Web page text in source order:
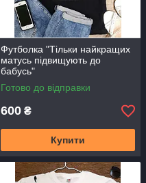
Футболка "Тільки найкращих
матусь підвищують до
бабусь"
Готово до відправки
600 ₴
Купити